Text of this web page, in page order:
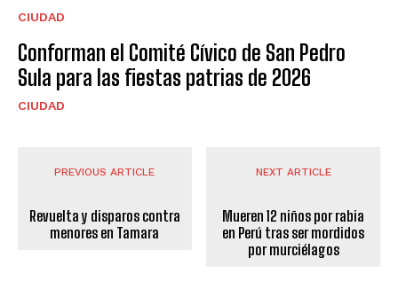
CIUDAD
Conforman el Comité Cívico de San Pedro
Sula para las fiestas patrias de 2026
CIUDAD
PREVIOUS ARTICLE
Revuelta y disparos contra
menores en Tamara
NEXT ARTICLE
Mueren 12 niños por rabia
en Perú tras ser mordidos
por murciélagos